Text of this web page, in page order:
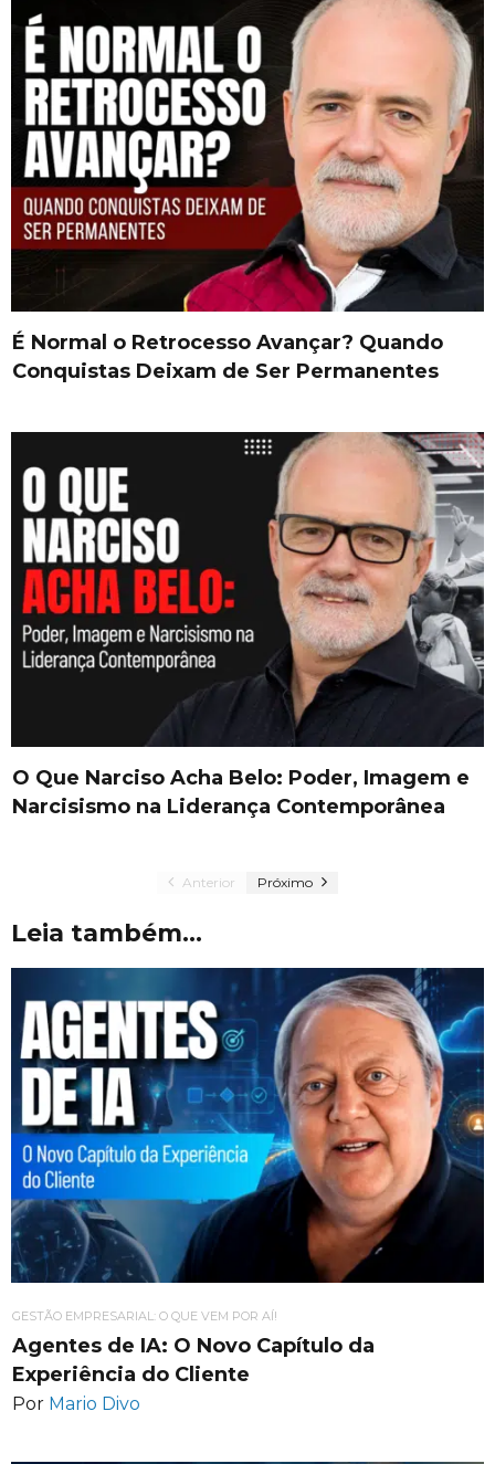
É Normal o Retrocesso Avançar? Quando
Conquistas Deixam de Ser Permanentes
O Que Narciso Acha Belo: Poder, Imagem e
Narcisismo na Liderança Contemporânea
Anterior Próximo
Leia também...
GESTÃO EMPRESARIAL: O QUE VEM POR AÍ!
Agentes de IA: O Novo Capítulo da
Experiência do Cliente
Por Mario Divo